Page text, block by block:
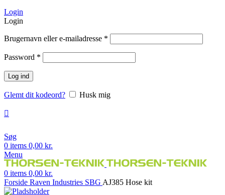
Login
Login
Brugernavn eller e-mailadresse *
Password *
Log ind
Glemt dit kodeord? Husk mig
Søg
0 items 0,00 kr.
Menu
0 items 0,00 kr.
Forside Raven Industries SBG AJ385 Hose kit